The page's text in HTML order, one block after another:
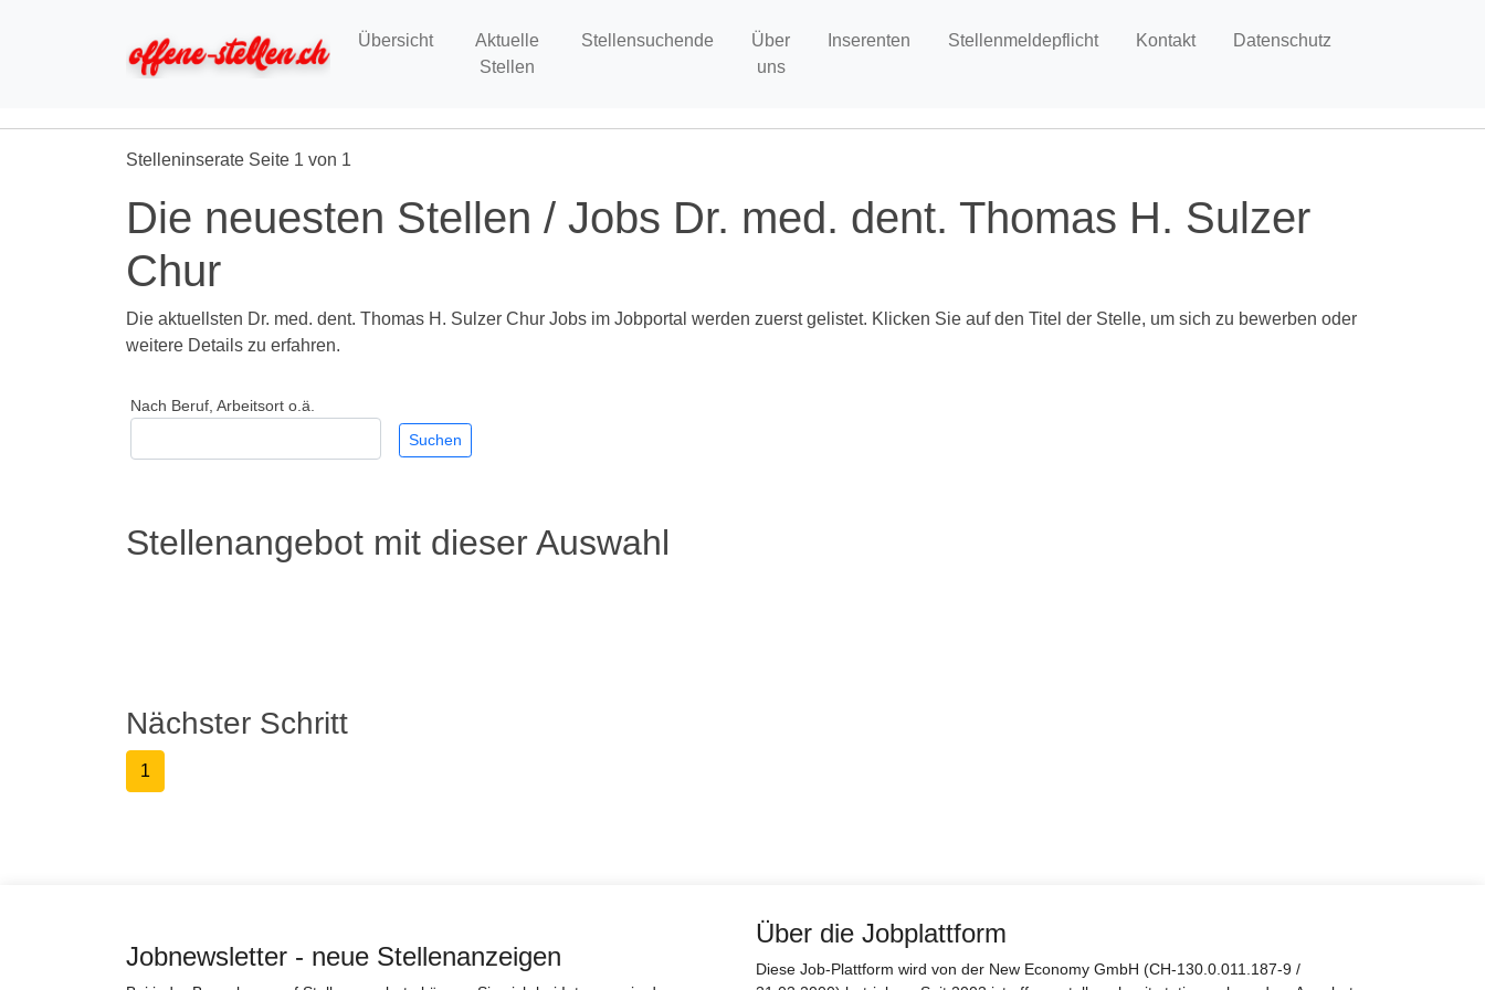
Übersicht
Aktuelle
Stellen
Stellensuchende
Über
uns
Inserenten Stellenmeldepflicht Kontakt Datenschutz
Stelleninserate Seite 1 von 1
Die neuesten Stellen / Jobs Dr. med. dent. Thomas H. Sulzer
Chur
Die aktuellsten Dr. med. dent. Thomas H. Sulzer Chur Jobs im Jobportal werden zuerst gelistet. Klicken Sie auf den Titel der Stelle, um sich zu bewerben oder
weitere Details zu erfahren.
Nach Beruf, Arbeitsort o.ä.
Stellenangebot mit dieser Auswahl
Nächster Schritt
1
Jobnewsletter - neue Stellenanzeigen
Über die Jobplattform
Diese Job-Plattform wird von der New Economy GmbH (CH-130.0.011.187-9 /